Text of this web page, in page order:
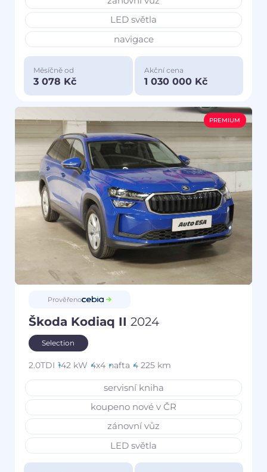
LED světla
navigace
Měsíčně od
3 078 Kč
Akční cena
1 030 000 Kč
PREMIUM
Prověřeno
Škoda Kodiaq II 2024
Selection
2.0TDI 142 kW 4x4 nafta 4 225 km
servisní kniha
koupeno nové v ČR
zánovní vůz
LED světla